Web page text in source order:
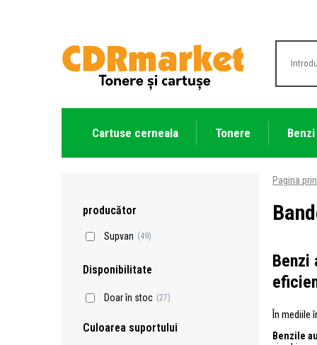
Cartuse cerneala Tonere
producător
Supvan (49)
Disponibilitate
Doar în stoc (27)
Culoarea suportului
Pagina
Benzi
În mediile
Benzile